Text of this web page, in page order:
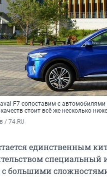
F7 сопоставим с автомобилями
стоит всё же несколько
/ 74.RU
единственным
с большими